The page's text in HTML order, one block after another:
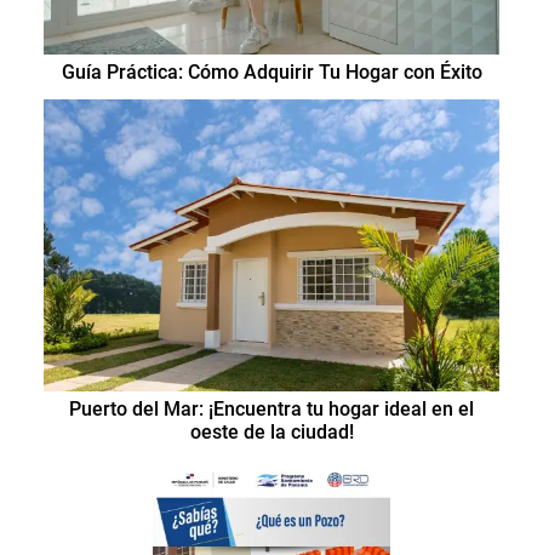
Guía Práctica: Cómo Adquirir Tu Hogar con Éxito
Puerto del Mar: ¡Encuentra tu hogar ideal en el
oeste de la ciudad!